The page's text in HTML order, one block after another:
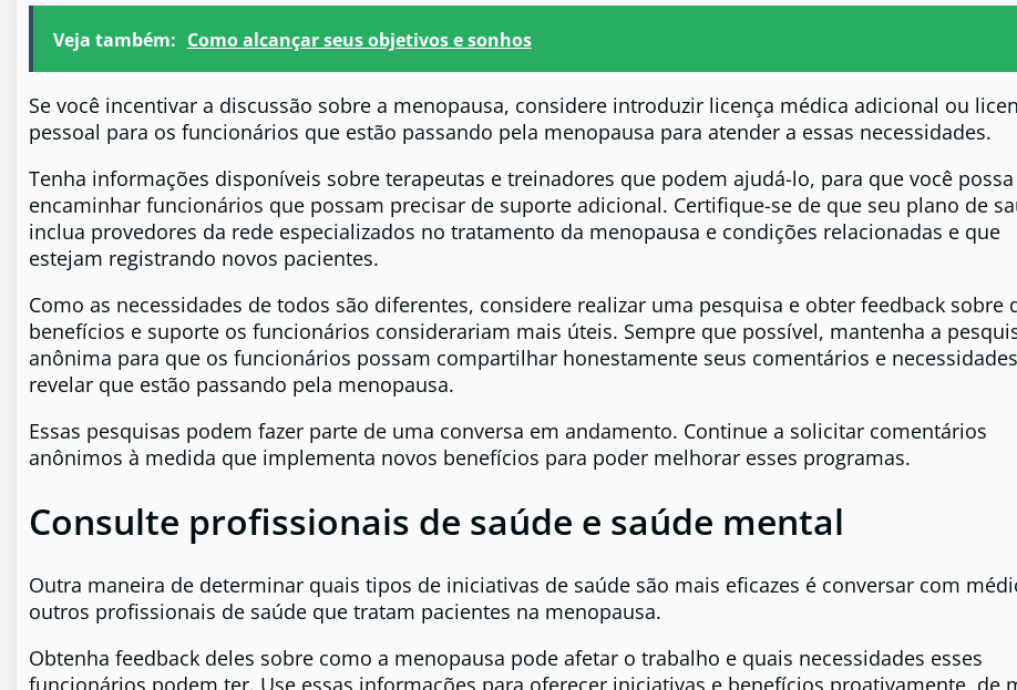
Veja também: Como alcançar seus objetivos e sonhos
Se você incentivar a discussão sobre a menopausa, considere introduzir licença médica adicional ou
pessoal para os funcionários que estão passando pela menopausa para atender a essas necessidades.
Tenha informações disponíveis sobre terapeutas e treinadores que podem ajudá-lo, para que você possa
encaminhar funcionários que possam precisar de suporte adicional. Certifique-se de que seu plano de
inclua provedores da rede especializados no tratamento da menopausa e condições relacionadas e que
estejam registrando novos pacientes.
Como as necessidades de todos são diferentes, considere realizar uma pesquisa e obter feedback sobre
benefícios e suporte os funcionários considerariam mais úteis. Sempre que possível, mantenha a
anônima para que os funcionários possam compartilhar honestamente seus comentários e
revelar que estão passando pela menopausa.
Essas pesquisas podem fazer parte de uma conversa em andamento. Continue a solicitar comentários
anônimos à medida que implementa novos benefícios para poder melhorar esses programas.
Consulte profissionais de saúde e saúde mental
Outra maneira de determinar quais tipos de iniciativas de saúde são mais eficazes é conversar com
outros profissionais de saúde que tratam pacientes na menopausa.
Obtenha feedback deles sobre como a menopausa pode afetar o trabalho e quais necessidades esses
funcionários podem ter. Use essas informações para oferecer iniciativas e benefícios proativamente, de